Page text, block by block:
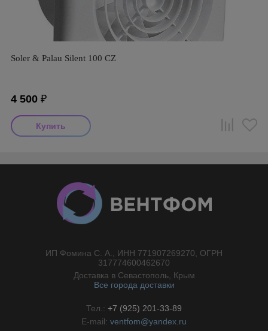
Soler & Palau Silent 100 CZ
4 500 ₽
ИП Фомина С. А., ИНН 771907269270, ОГРН
317774600462670
Доставка в Севастополь, Крым
Все города доставки
Тел.: +7 (925) 201-33-89
E-mail: ventfom@yandex.ru